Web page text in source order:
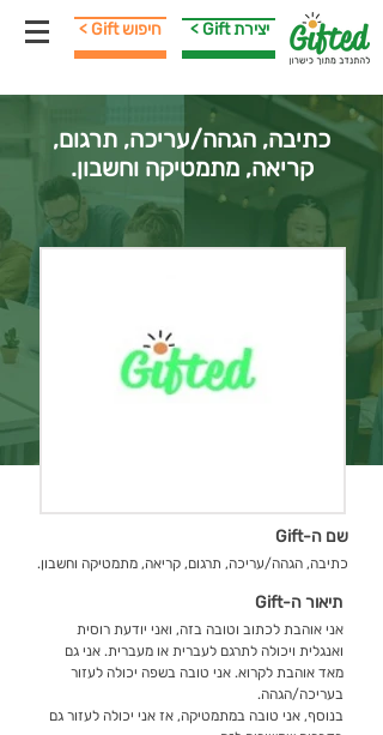
< Gift חיפוש < Gift יצירת
כתיבה, הגהה/עריכה, תרגום,
קריאה, מתמטיקה וחשבון.
שם ה-Gift
כתיבה, הגהה/עריכה, תרגום, קריאה, מתמטיקה וחשבון.
תיאור ה-Gift
אני אוהבת לכתוב וטובה בזה, ואני יודעת רוסית
ואנגלית ויכולה לתרגם לעברית או מעברית. אני גם
מאד אוהבת לקרוא. אני טובה בשפה יכולה לעזור
בעריכה/הגהה.
בנוסף, אני טובה במתמטיקה, אז אני יכולה לעזור גם